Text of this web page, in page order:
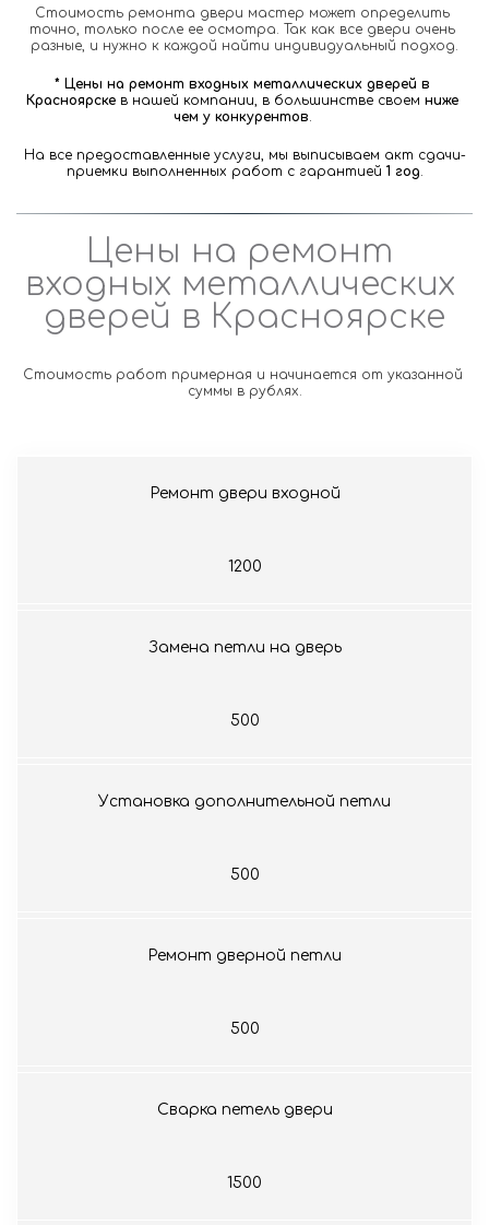
Стоимость ремонта двери мастер может определить
точно, только после ее осмотра. Так как все двери очень
разные, и нужно к каждой найти индивидуальный подход.
* Цены на ремонт входных металлических дверей в
Красноярске в нашей компании, в большинстве своем ниже
чем у конкурентов.
На все предоставленные услуги, мы выписываем акт сдачи-
приемки выполненных работ с гарантией 1 год.
Цены на ремонт
входных металлических
дверей в Красноярске
Стоимость работ примерная и начинается от указанной
суммы в рублях.
Ремонт двери входной
1200
Замена петли на дверь
500
Установка дополнительной петли
500
Ремонт дверной петли
500
Сварка петель двери
1500